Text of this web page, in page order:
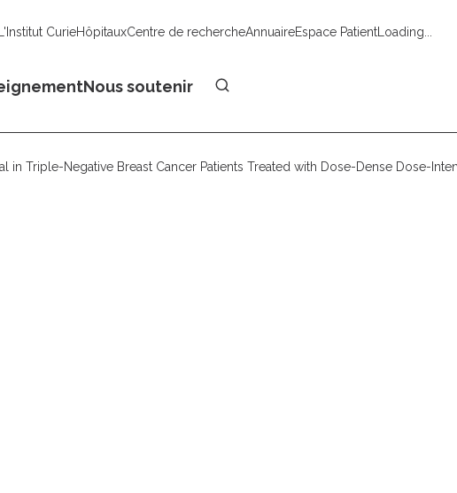
L'Institut CurieHôpitauxCentre de rechercheAnnuaireEspace PatientLoading...
Nous soutenir
Triple-Negative Breast Cancer Patients Treated with Dose-Dense Dose-